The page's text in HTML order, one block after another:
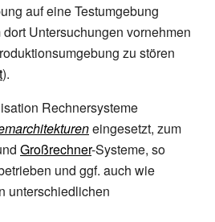
auf eine Testumgebung
Untersuchungen vornehmen
zu stören
).
Rechnersysteme
eingesetzt, zum
Großrechner-Systeme, so
und ggf. auch wie
unterschiedlichen